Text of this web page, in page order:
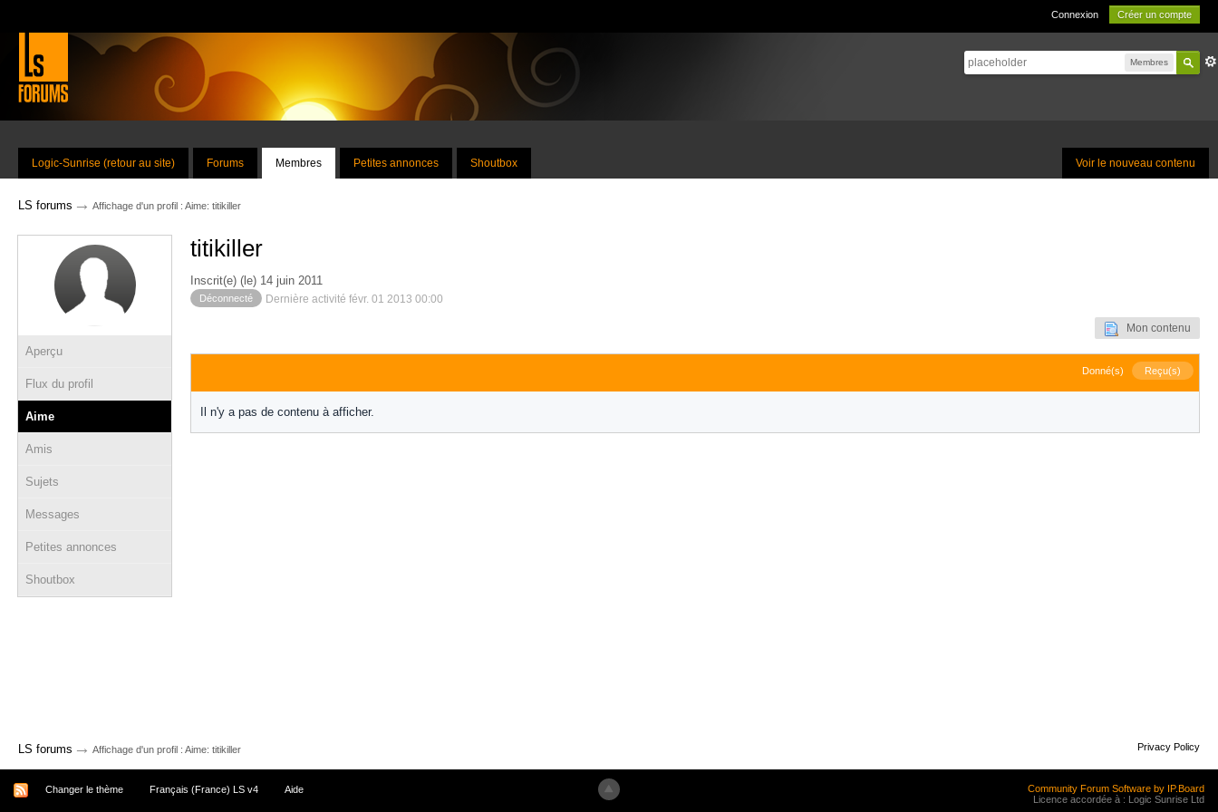
Connexion Créer un compte
Membres
Voir le nouveau contenu
Logic-Sunrise (retour au site) Forums Membres Petites annonces Shoutbox
LS forums → Affichage d'un profil : Aime: titikiller
Aperçu
Flux du profil
Aime
Amis
Sujets
Messages
Petites annonces
Shoutbox
titikiller
Inscrit(e) (le) 14 juin 2011
Déconnecté Dernière activité févr. 01 2013 00:00
Mon contenu
Donné(s) Reçu(s)
Il n'y a pas de contenu à afficher.
LS forums → Affichage d'un profil : Aime: titikiller Privacy Policy
Changer le thème Français (France) LS v4 Aide
Community Forum Software by IP.Board
Licence accordée à : Logic Sunrise Ltd